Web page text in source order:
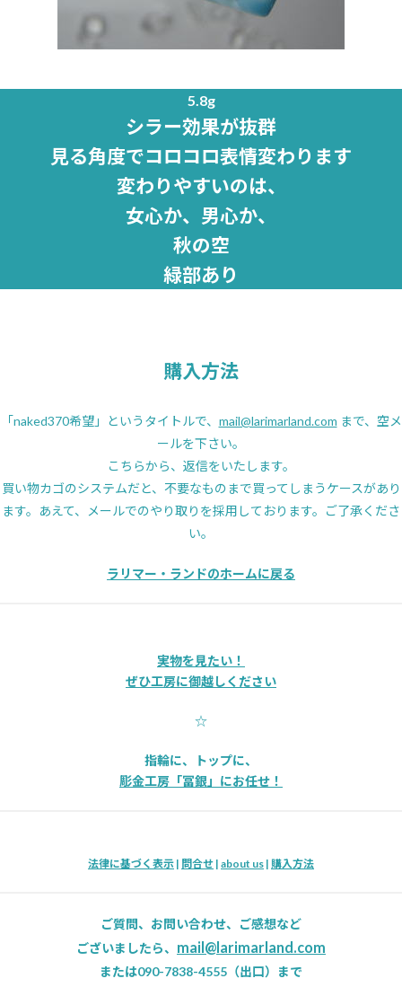
5.8g
シラー効果が抜群
見る角度でコロコロ表情変わります
変わりやすいのは、
女心か、男心か、
秋の空
緑部あり
購入方法
「naked370希望」というタイトルで、 mail@larimarland.com まで、空メ
ールを下さい。
こちらから、返信をいたします。
買い物カゴのシステムだと、不要なものまで買ってしまうケースがあり
ます。あえて、メールでのやり取りを採用しております。ご了承くださ
い。
ラリマー・ランドのホームに戻る
実物を見たい！
ぜひ工房に御越しください
☆
指輪に、トップに、
彫金工房「冨銀」にお任せ！
法律に基づく表示 | 問合せ | about us | 購入方法
ご質問、お問い合わせ、ご感想など
ございましたら、 mail@larimarland.com
または090-7838-4555（出口）まで